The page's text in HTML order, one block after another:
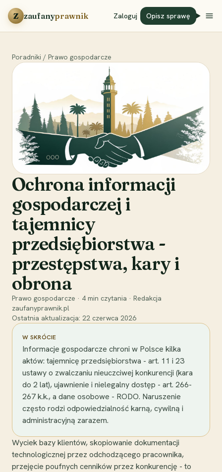
Przejdź do treści
Z zaufanyprawnik Zaloguj Opisz sprawę
Poradniki / Prawo gospodarcze
Ochrona informacji
gospodarczej i
tajemnicy
przedsiębiorstwa -
przestępstwa, kary i
obrona
Prawo gospodarcze · 4 min czytania · Redakcja
zaufanyprawnik.pl
Ostatnia aktualizacja: 22 czerwca 2026
W SKRÓCIE
Informacje gospodarcze chroni w Polsce kilka
aktów: tajemnicę przedsiębiorstwa - art. 11 i 23
ustawy o zwalczaniu nieuczciwej konkurencji (kara
do 2 lat), ujawnienie i nielegalny dostęp - art. 266-
267 k.k., a dane osobowe - RODO. Naruszenie
często rodzi odpowiedzialność karną, cywilną i
administracyjną zarazem.
Wyciek bazy klientów, skopiowanie dokumentacji
technologicznej przez odchodzącego pracownika,
przejęcie poufnych cenników przez konkurencję - to